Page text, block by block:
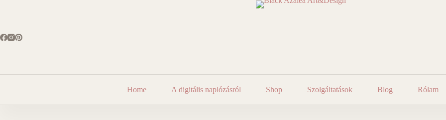
to
Home A digitális naplózásról Shop Szolgáltatások Blog Rólam